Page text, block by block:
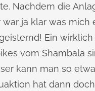
Nachdem die
ja klar was
Ein
vom Shambala
kann man so
hat dann